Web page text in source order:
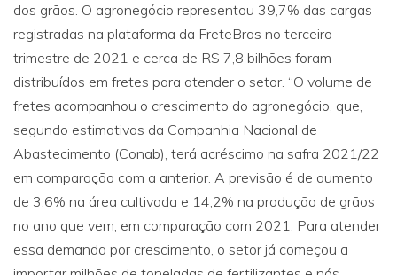
dos grãos. O agronegócio representou 39,7% das cargas
registradas na plataforma da FreteBras no terceiro
trimestre de 2021 e cerca de RS 7,8 bilhões foram
distribuídos em fretes para atender o setor. “O volume de
fretes acompanhou o crescimento do agronegócio, que,
segundo estimativas da Companhia Nacional de
Abastecimento (Conab), terá acréscimo na safra 2021/22
em comparação com a anterior. A previsão é de aumento
de 3,6% na área cultivada e 14,2% na produção de grãos
no ano que vem, em comparação com 2021. Para atender
essa demanda por crescimento, o setor já começou a